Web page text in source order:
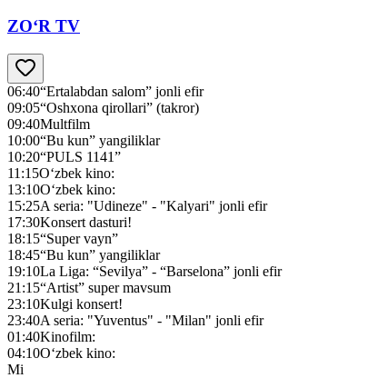
ZO‘R TV
06:40“Ertalabdan salom” jonli efir
09:05“Oshxona qirollari” (takror)
09:40Multfilm
10:00“Bu kun” yangiliklar
10:20“PULS 1141”
11:15O‘zbek kino:
13:10O‘zbek kino:
15:25A seria: "Udineze" - "Kalyari" jonli efir
17:30Konsert dasturi!
18:15“Super vayn”
18:45“Bu kun” yangiliklar
19:10La Liga: “Sevilya” - “Barselona” jonli efir
21:15“Artist” super mavsum
23:10Kulgi konsert!
23:40A seria: "Yuventus" - "Milan" jonli efir
01:40Kinofilm:
04:10O‘zbek kino:
Mi